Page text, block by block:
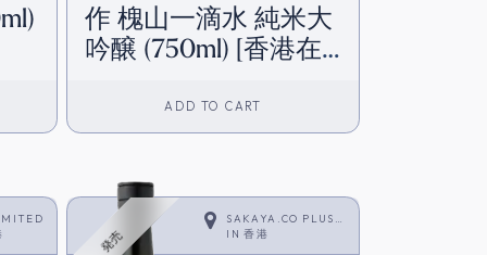
作 槐山一滴水 純米大
吟醸 (750ml) [香港在
ADD TO CART
SAKAYA.CO PLUS
<SAKE>
IN香港
発売